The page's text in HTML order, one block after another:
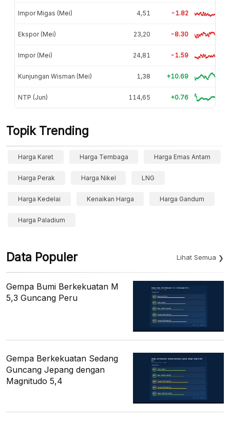
Impor Migas (Mei) 4,51 -1.82
Ekspor (Mei) 23,20 -8.30
Impor (Mei) 24,81 -1.59
Kunjungan Wisman (Mei) 1,38 +10.69
NTP (Jun) 114,65 +0.76
Topik Trending
Harga Karet Harga Tembaga Harga Emas Antam
Harga Perak Harga Nikel LNG
Harga Kedelai Kenaikan Harga Harga Gandum
Harga Paladium
Data Populer Lihat Semua
Gempa Bumi Berkekuatan M
5,3 Guncang Peru
Gempa Berkekuatan Sedang
Guncang Jepang dengan
Magnitudo 5,4